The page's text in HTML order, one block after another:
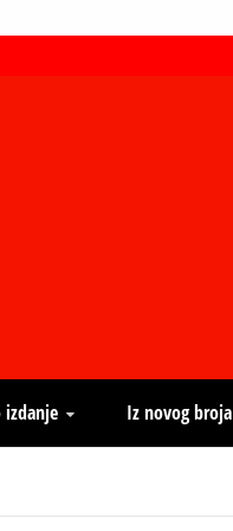
izdanje Iz novog broja